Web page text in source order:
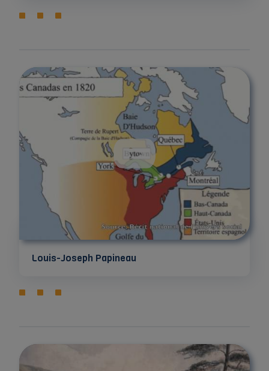
Louis-Joseph Papineau